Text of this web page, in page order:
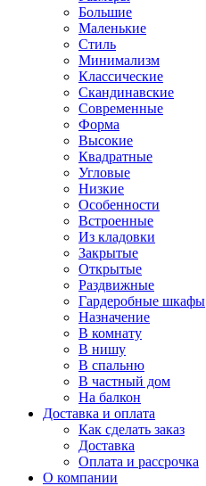
Большие
Маленькие
Стиль
Минимализм
Классические
Скандинавские
Современные
Форма
Высокие
Квадратные
Угловые
Низкие
Особенности
Встроенные
Из кладовки
Закрытые
Открытые
Раздвижные
Гардеробные шкафы
Назначение
В комнату
В нишу
В спальню
В частный дом
На балкон
Доставка и оплата
Как сделать заказ
Доставка
Оплата и рассрочка
О компании